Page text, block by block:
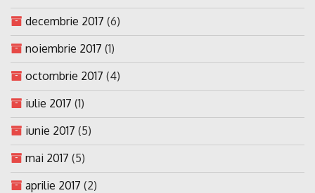
decembrie 2017 (6)
noiembrie 2017 (1)
octombrie 2017 (4)
iulie 2017 (1)
iunie 2017 (5)
mai 2017 (5)
aprilie 2017 (2)